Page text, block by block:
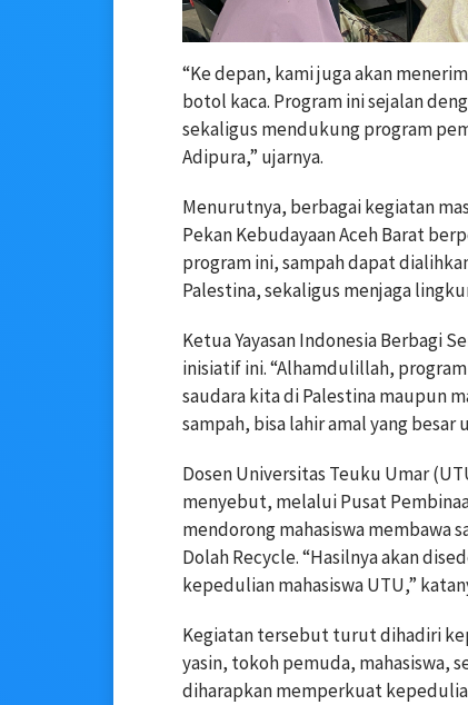
“Ke depan, kami juga akan
botol kaca. Program ini sejalan
sekaligus mendukung program
Adipura,” ujarnya.
Menurutnya, berbagai kegiatan
Pekan Kebudayaan Aceh Barat
program ini, sampah dapat
Palestina, sekaligus menjaga
Ketua Yayasan Indonesia Berbagi
inisiatif ini. “Alhamdulillah,
saudara kita di Palestina maupun
sampah, bisa lahir amal yang besar
Dosen Universitas Teuku Umar
menyebut, melalui Pusat
mendorong mahasiswa membawa
Dolah Recycle. “Hasilnya akan
kepedulian mahasiswa UTU,”
Kegiatan tersebut turut dihadiri
yasin, tokoh pemuda, mahasiswa,
diharapkan memperkuat